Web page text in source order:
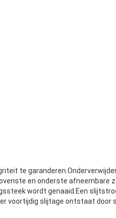
te
en onderste afneembare
wordt genaaid.Een
voortijdig slijtage ontstaat door